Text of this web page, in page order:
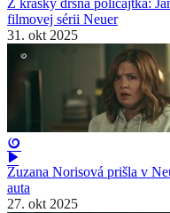
Z krásky drsná policajtka:
filmovej sérii Neuer
31. okt 2025
Zuzana Norisová prišla v
auta
27. okt 2025